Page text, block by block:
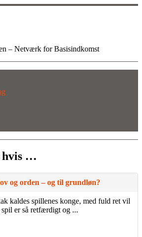
– Netværk for Basisindkomst
hvis …
og orden – og til grundløn?
kaldes spillenes konge, med fuld ret vil
er så retfærdigt og ...